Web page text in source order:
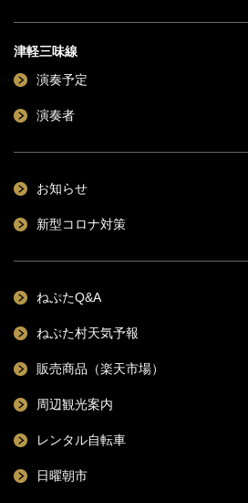
津軽三味線
演奏予定
演奏者
お知らせ
新型コロナ対策
ねぷたQ&A
ねぷた村天気予報
販売商品（楽天市場）
周辺観光案内
レンタル自転車
日曜朝市